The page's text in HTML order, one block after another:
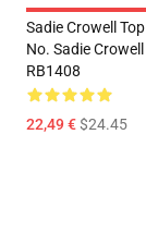
Sadie Crowell
No. Sadie Crowell
RB1408
22,49 €$24.45